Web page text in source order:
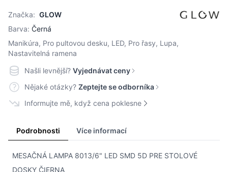
Značka: GLOW
Barva: Černá
Manikúra, Pro pultovou desku, LED, Pro řasy, Lupa,
Nastavitelná ramena
Našli levnější? Vyjednávat ceny
Nějaké otázky? Zeptejte se odborníka
Informujte mě, když cena poklesne
Podrobnosti Více informací
MESAČNÁ LAMPA 8013/6" LED SMD 5D PRE STOLOVÉ
DOSKY ČIERNA